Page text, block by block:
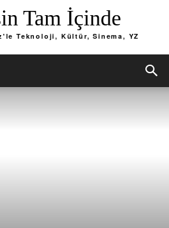
Tam İçinde
Teknoloji, Kültür, Sinema, YZ